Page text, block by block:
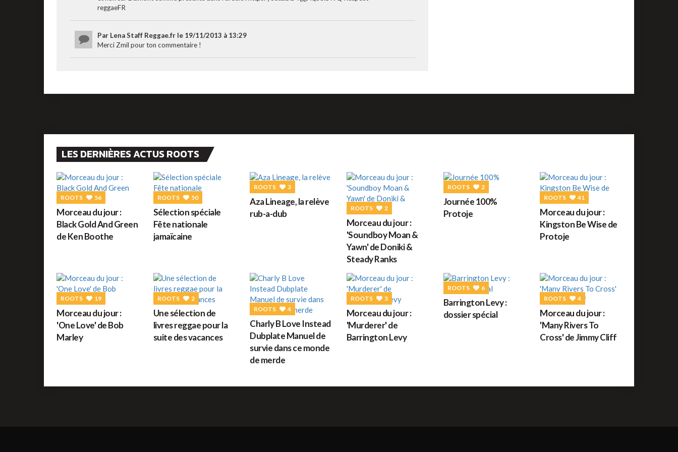
reggaeFR
Par Lena Staff Reggae.fr le 19/11/2013 à 13:29
Merci Zmil pour ton commentaire !
Lidiop aux auditions à l'aveugle de The Voice ce
samedi
LES DERNIÈRES ACTUS ROOTS
ROOTS 56
Morceau du jour :
Black Gold And Green
de Ken Boothe
ROOTS 50
Sélection spéciale
Fête nationale
jamaïcaine
ROOTS 3
Aza Lineage, la relève
rub-a-dub
ROOTS 2
Morceau du jour :
'Soundboy Moan &
Yawn' de Doniki &
Steady Ranks
ROOTS 2
Journée 100%
Protoje
ROOTS 41
Morceau du jour :
Kingston Be Wise de
Protoje
ROOTS 19
Morceau du jour :
'One Love' de Bob
Marley
ROOTS 2
Une sélection de
livres reggae pour la
suite des vacances
ROOTS 4
Charly B Love Instead
Dubplate Manuel de
survie dans ce monde
de merde
ROOTS 3
Morceau du jour :
'Murderer' de
Barrington Levy
ROOTS 6
Barrington Levy :
dossier spécial
ROOTS 4
Morceau du jour :
'Many Rivers To
Cross' de Jimmy Cliff